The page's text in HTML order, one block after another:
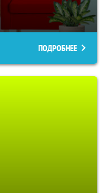
ПОДРОБНЕЕ